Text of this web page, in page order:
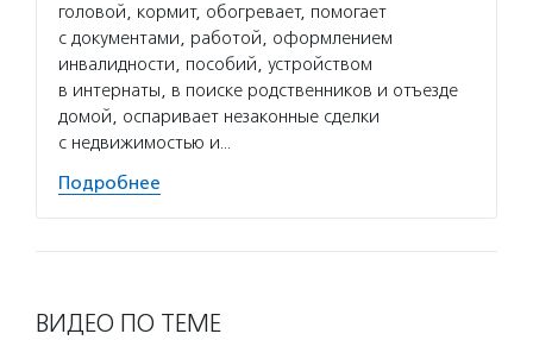
головой, кормит, обогревает, помогает
с документами, работой, оформлением
инвалидности, пособий, устройством
в интернаты, в поиске родственников и отъезде
домой, оспаривает незаконные сделки
с недвижимостью и…
Подробнее
ВИДЕО ПО ТЕМЕ